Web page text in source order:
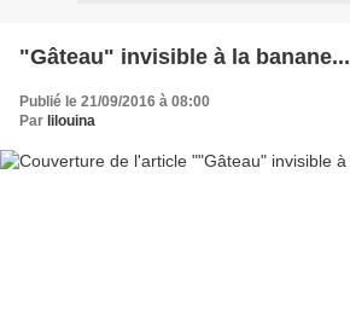
"Gâteau" invisible à la banane...
Publié le 21/09/2016 à 08:00
Par lilouina